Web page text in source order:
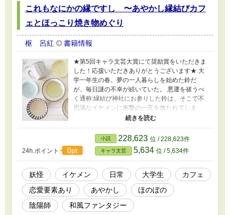
これもなにかの縁ですし 〜あやかし縁結びカフ
ェとほっこり焼き物めぐり
枢 呂紅 書籍情報
★第5回キャラ文芸大賞にて奨励賞をいただきま
した！応援いただきありがとうございます★ 大
学一年生の春。夢の一人暮らしを始めた鈴だ
が、毎日謎の不幸が続いていた。 悪運を祓うべ
く通称:縁結び神社にお参りした鈴は、そこで不
思議なイケメンに衝撃の一言を放たれてしま
う。 「だって君。悪い縁（えにし）に取り憑か
れているもの」 彼に連れて行かれたのは、妖怪
だけが集うノスタルジックなカフェ、縁結びカ
フェ。 そこで鈴は、妖狐と陰陽師を先祖に持つ
という不思議なイケメン店長・狐月により、自
分と縁を結んだ『貧乏神』と対峙するけど
も……？ 人とあやかしの世が別れた時代に、ひ
とと妖怪、そして店主の趣味のほっこり焼き物
が交錯する。 これは、偶然に出会い結ばれたひ
ととあやかしを繋ぐ、優しくあたたかな『縁結
び』の物語。
24h.ポイント 0pt
小説 228,623 位 / 228,623件
キャラ文芸 5,634 位 / 5,634件
妖怪 イケメン 日常 大学生
カフェ
恋愛要素あり
あやかし
ほのぼの
陰陽師
和風ファンタジー